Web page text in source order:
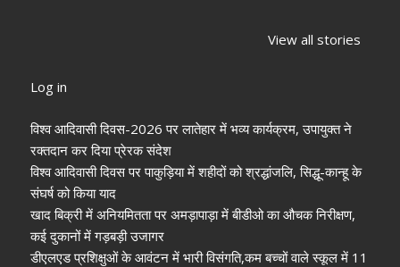
View all stories
तस्वीर साफ
‘संविधान बचाओ रैली’:
पलक तिवारी
Log in
विश्व आदिवासी दिवस-2026 पर लातेहार में भव्य कार्यक्रम, उपायुक्त ने
रक्तदान कर दिया प्रेरक संदेश
विश्व आदिवासी दिवस पर पाकुड़िया में शहीदों को श्रद्धांजलि, सिद्धू-कान्हू के
संघर्ष को किया याद
खाद बिक्री में अनियमितता पर अमड़ापाड़ा में बीडीओ का औचक निरीक्षण,
कई दुकानों में गड़बड़ी उजागर
डीएलएड प्रशिक्षुओं के आवंटन में भारी विसंगति,कम बच्चों वाले स्कूल में 11